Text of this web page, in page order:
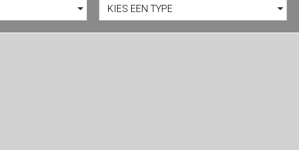
KIES EEN TYPE